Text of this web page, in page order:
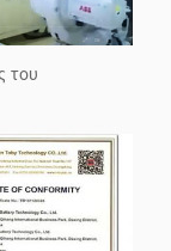
του